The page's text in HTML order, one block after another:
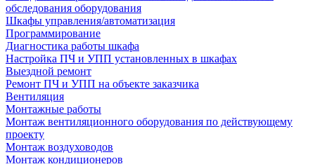
обследования оборудования
Шкафы управления/автоматизация
Программирование
Диагностика работы шкафа
Настройка ПЧ и УПП установленных в шкафах
Выездной ремонт
Ремонт ПЧ и УПП на объекте заказчика
Вентиляция
Монтажные работы
Монтаж вентиляционного оборудования по действующему
проекту
Монтаж воздуховодов
Монтаж кондиционеров